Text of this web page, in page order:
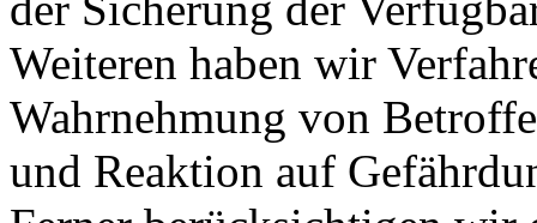
Weiteren haben wir
Wahrnehmung von
und Reaktion auf